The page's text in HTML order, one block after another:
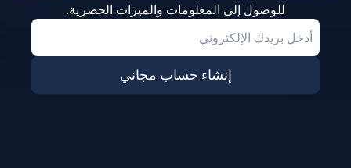
للوصول إلى المعلومات والميزات الحصرية.
Email
إنشاء حساب مجاني